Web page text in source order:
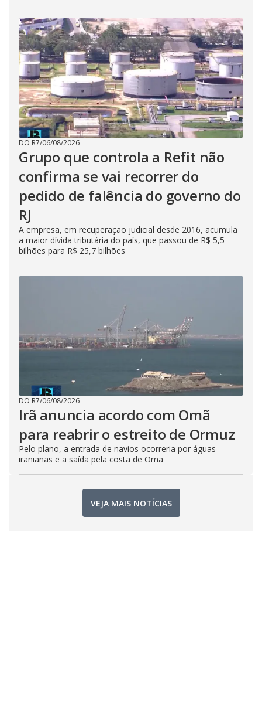
DO R7/06/08/2026
Grupo que controla a Refit não
confirma se vai recorrer do
pedido de falência do governo do
RJ
A empresa, em recuperação judicial desde 2016, acumula
a maior dívida tributária do país, que passou de R$ 5,5
bilhões para R$ 25,7 bilhões
DO R7/06/08/2026
Irã anuncia acordo com Omã
para reabrir o estreito de Ormuz
Pelo plano, a entrada de navios ocorreria por águas
iranianas e a saída pela costa de Omã
VEJA MAIS NOTÍCIAS